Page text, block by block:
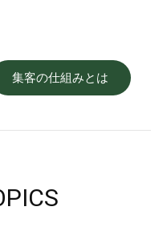
集客の仕組みとは